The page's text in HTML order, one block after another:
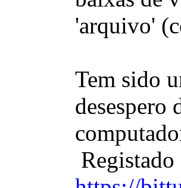
'arquivo'
Tem sido
desespero
Registado